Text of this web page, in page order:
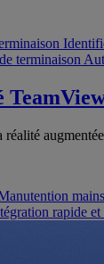
terminaison
rapide